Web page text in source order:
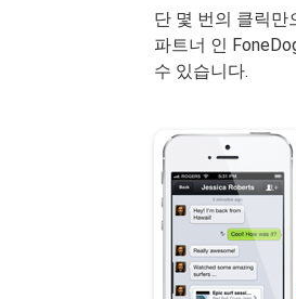
단 몇 번의 클릭만
파트너 인
수 있습니다.